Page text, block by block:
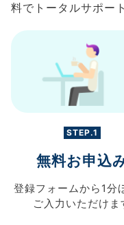
料でトータルサポー
STEP.1
無料お申込
登録フォームから 1分
ご入力 いただけま